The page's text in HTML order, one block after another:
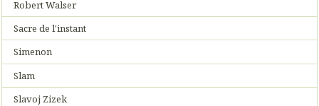
Robert Walser
Sacre de l'instant
Simenon
Slam
Slavoj Zizek